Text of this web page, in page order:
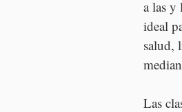
a las y
ideal
salud,
Las